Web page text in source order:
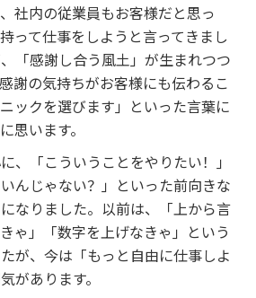
社内の従業員もお客様だと思っ
って仕事をしようと言ってきまし
「感謝し合う風土」が生まれつつ
謝の気持ちがお客様にも伝わるこ
ックを選びます」といった言葉に
思います。
、「こういうことをやりたい！」
んじゃない？」といった前向きな
なりました。以前は、「上から言
ゃ」「数字を上げなきゃ」という
が、今は「もっと自由に仕事しよ
があります。